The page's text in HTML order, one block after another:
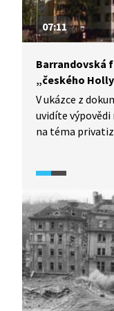
07:11
Barrandovská
„českého
V ukázce z
uvidíte
na téma
po
byly nicméně
plně fungující a
na filmy prošla
zahraniční